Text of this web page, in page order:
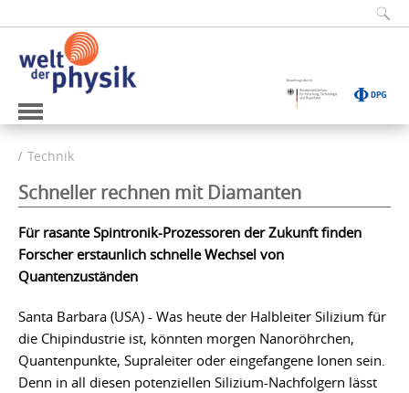
Technik
Schneller rechnen mit Diamanten
Für rasante Spintronik-Prozessoren der Zukunft finden
Forscher erstaunlich schnelle Wechsel von
Quantenzuständen
Santa Barbara (USA) - Was heute der Halbleiter Silizium für
die Chipindustrie ist, könnten morgen Nanoröhrchen,
Quantenpunkte, Supraleiter oder eingefangene Ionen sein.
Denn in all diesen potenziellen Silizium-Nachfolgern lässt